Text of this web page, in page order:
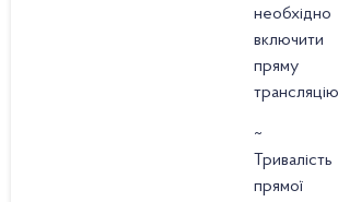
необхідно
включити
пряму
~
Тривалість
прямої